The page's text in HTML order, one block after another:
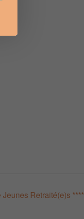
Retraité(e)s ****